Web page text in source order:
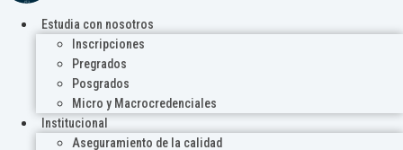
Estudia con nosotros
Inscripciones
Pregrados
Posgrados
Micro y Macrocredenciales
Institucional
Aseguramiento de la calidad